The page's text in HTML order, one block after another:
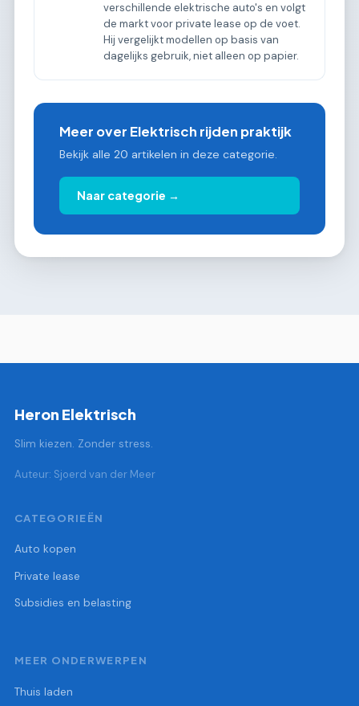
verschillende elektrische auto's en volgt
de markt voor private lease op de voet.
Hij vergelijkt modellen op basis van
dagelijks gebruik, niet alleen op papier.
Meer over Elektrisch rijden praktijk
Bekijk alle 20 artikelen in deze categorie.
Naar categorie →
Heron Elektrisch
Slim kiezen. Zonder stress.
Auteur: Sjoerd van der Meer
CATEGORIEËN
Auto kopen
Private lease
Subsidies en belasting
MEER ONDERWERPEN
Thuis laden